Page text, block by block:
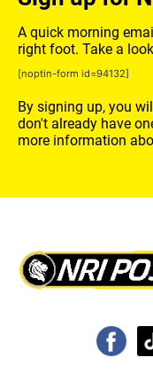
A quick morning
right foot. Take a
[noptin-form id=94132]
By signing up, you
don't already have
more information